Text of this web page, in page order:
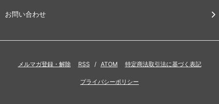
お問い合わせ
メルマガ登録・解除 RSS / ATOM 特定商法取引法に基づく表記
プライバシーポリシー